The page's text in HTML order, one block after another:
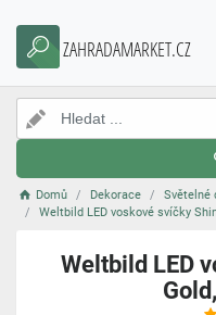
ZAHRADAMARKET.CZ
Domů Dekorace Světelné
Weltbild LED voskové svíčky
Weltbild LED